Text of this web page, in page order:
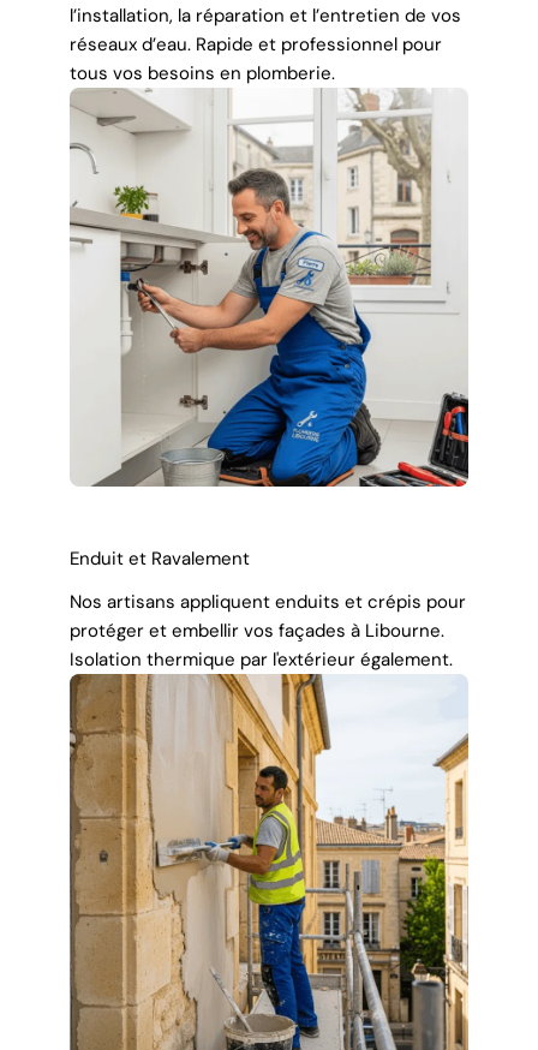
l’installation, la réparation et l’entretien de vos
réseaux d’eau. Rapide et professionnel pour
tous vos besoins en plomberie.
Enduit et Ravalement
Nos artisans appliquent enduits et crépis pour
protéger et embellir vos façades à Libourne.
Isolation thermique par l'extérieur également.